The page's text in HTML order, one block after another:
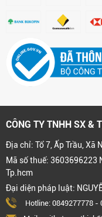
CÔNG TY TNHH SX &
Địa chỉ: Tổ 7, Ấp Trầu, Xã
Mã số thuế: 3603696223
Tp.hcm
Đại diện pháp luật:
Hotline: 0849277778 -